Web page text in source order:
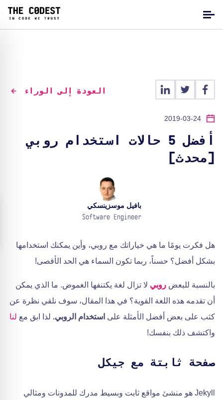
العودة إلى الوراء
2019-03-24
أفضل 5 حالات استخدام روبي
[محدث]
بافيل موسزينسكي
Software Engineer
هل فكرت يومًا ما هي خياراتك مع روبي، وأين يمكنك استخدامها
بشكل أفضل؟ حسناً، ربما تكون السماء هي الحد الأقصى!
بالنسبة للبعض روبي لا تزال لغة يكتنفها الغموض. ما الذي يمكن
أن تقدمه هذه اللغة القوية؟ في هذا المقال، سوف نلقي نظرة عن
كثب على بعض أفضل الأمثلة على استخدام الروبي. لذا ابق مع لنا
واكتشف ذلك بنفسك!
صفحة ثابتة مع جيكل
Jekyll هو منشئ مواقع ثابت وبسيط مدرك للمدونات ومثالي